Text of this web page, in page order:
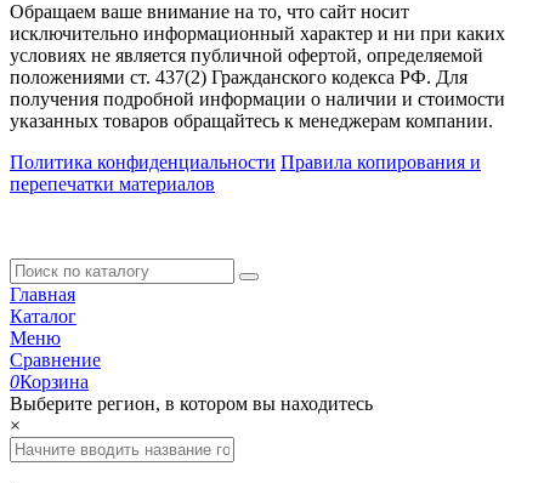
Обращаем ваше внимание на то, что сайт носит
исключительно информационный характер и ни при каких
условиях не является публичной офертой, определяемой
положениями ст. 437(2) Гражданского кодекса РФ. Для
получения подробной информации о наличии и стоимости
указанных товаров обращайтесь к менеджерам компании.
Политика конфиденциальности Правила копирования и
перепечатки материалов
Главная
Каталог
Меню
Сравнение
0Корзина
Выберите регион, в котором вы находитесь
×